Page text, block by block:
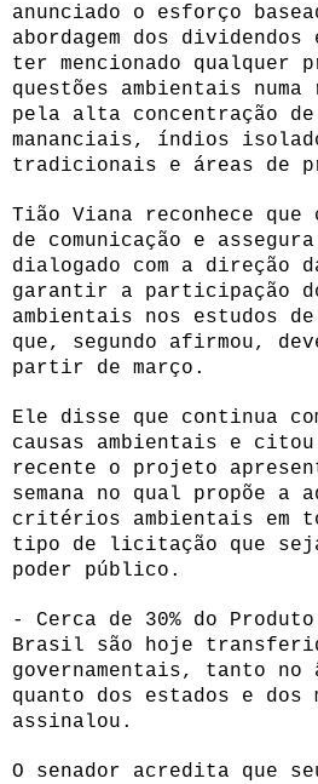
anunciado o esforço
abordagem dos dividendos
ter mencionado qualquer
questões ambientais numa
pela alta concentração
mananciais, índios
tradicionais e áreas de
Tião Viana reconhece que
de comunicação e
dialogado com a direção
garantir a participação
ambientais nos estudos
que, segundo afirmou,
partir de março.
Ele disse que continua
causas ambientais e citou
recente o projeto
semana no qual propõe a
critérios ambientais em
tipo de licitação que
poder público.
- Cerca de 30% do
Brasil são hoje
governamentais, tanto no
quanto dos estados e dos
assinalou.
O senador acredita que